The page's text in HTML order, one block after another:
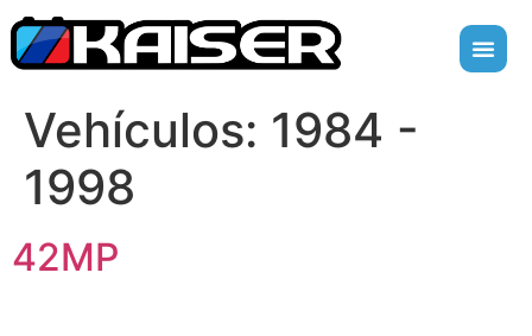
Vehículos: 1984 -
1998
42MP